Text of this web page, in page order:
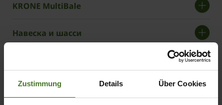
Zustimmung Details Über Cookies
KRONE MultiBale
Навеска и шасси
Техническое обслуживание и очистка